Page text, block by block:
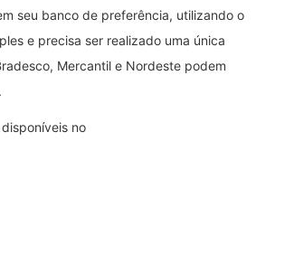
seu banco de preferência, utilizando o
e precisa ser realizado uma única
Mercantil e Nordeste podem
no